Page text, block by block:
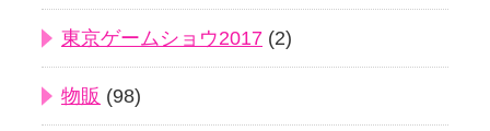
東京ゲームショウ2017 (2)
物販 (98)